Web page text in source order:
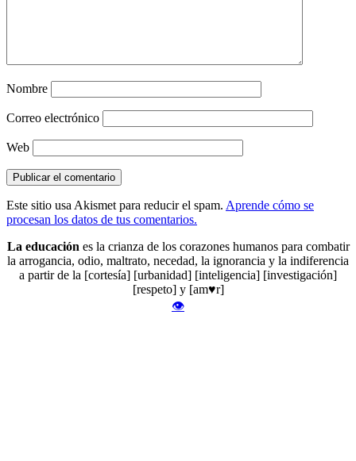
Nombre
Correo electrónico
Web
Este sitio usa Akismet para reducir el spam. Aprende cómo se
procesan los datos de tus comentarios.
La educaciónes la crianza de los corazones humanos para combatir
la arrogancia, odio, maltrato, necedad, la ignorancia y la indiferencia
a partir de la [cortesía] [urbanidad] [inteligencia] [investigación]
[respeto] y [am♥r]
👁